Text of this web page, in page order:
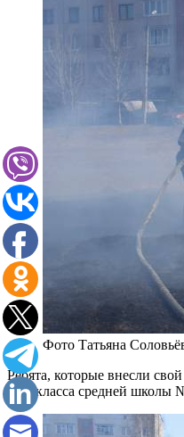
Фото Татьяна
Ребята, которые внесли
«А» класса средней школы